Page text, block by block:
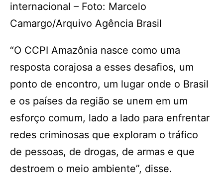
internacional – Foto: Marcelo
Camargo/Arquivo Agência Brasil
“O CCPI Amazônia nasce como uma
resposta corajosa a esses desafios, um
ponto de encontro, um lugar onde o Brasil
e os países da região se unem em um
esforço comum, lado a lado para enfrentar
redes criminosas que exploram o tráfico
de pessoas, de drogas, de armas e que
destroem o meio ambiente”, disse.